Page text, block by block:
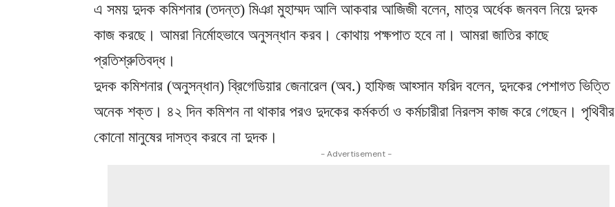
এ সময় দুদক কমিশনার (তদন্ত) মিঞা মুহাম্মদ আলি আকবার আজিজী বলেন, মাত্র অর্ধেক জনবল নিয়ে দুদক
কাজ করছে। আমরা নির্মোহভাবে অনুসন্ধান করব। কোথায় পক্ষপাত হবে না। আমরা জাতির কাছে
প্রতিশ্রুতিবদ্ধ।
দুদক কমিশনার (অনুসন্ধান) ব্রিগেডিয়ার জেনারেল (অব.) হাফিজ আহ্সান ফরিদ বলেন, দুদকের পেশাগত ভিত্তি
অনেক শক্ত। ৪২ দিন কমিশন না থাকার পরও দুদকের কর্মকর্তা ও কর্মচারীরা নিরলস কাজ করে গেছেন। পৃথিবীর
কোনো মানুষের দাসত্ব করবে না দুদক।
- Advertisement -